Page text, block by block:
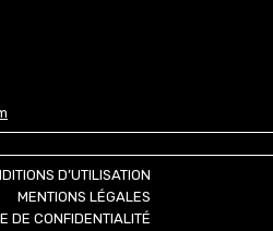
D’UTILISATION
MENTIONS LÉGALES
DE CONFIDENTIALITÉ